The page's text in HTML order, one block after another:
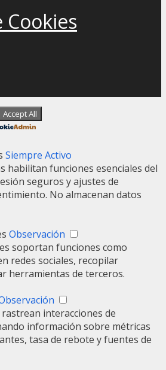
Cookies
Accept All
Siempre Activo
habilitan funciones esenciales del
seguros y ajustes de
No almacenan datos
Observación
soportan funciones como
redes sociales, recopilar
herramientas de terceros.
interacciones de
información sobre métricas
tasa de rebote y fuentes de